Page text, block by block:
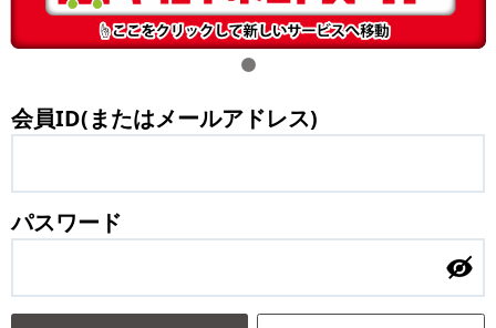
会員ID(またはメールアドレス)
パスワード